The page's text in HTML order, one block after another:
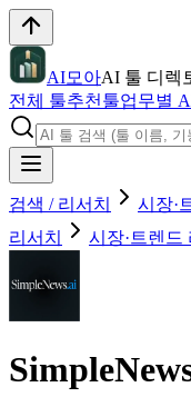
AI모아AI 툴 디렉
전체 툴추천툴업무별
검색 / 리서치 시장·
리서치
시장·트렌드